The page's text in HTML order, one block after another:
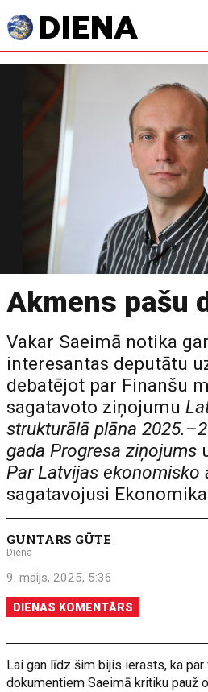
Akmens pašu
Vakar Saeimā notika
interesantas deputātu
debatējot par Finanšu
sagatavoto ziņojumu
strukturālā plāna
gada Progresa ziņojums
Par Latvijas ekonomisko
sagatavojusi
GUNTARS GŪTE
Diena
9. maijs, 2025, 5:36
DIENAS KOMENTĀRS
Lai gan līdz šim bijis ierasts, ka
dokumentiem Saeimā kritiku pauž